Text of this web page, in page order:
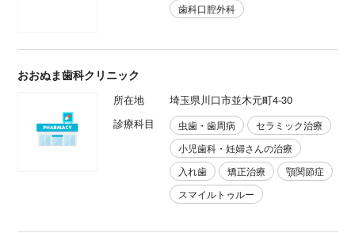
歯科口腔外科
おおぬま歯科クリニック
所在地
埼玉県川口市並木元町4-30
診療科目
虫歯・歯周病
セラミック治療
小児歯科・妊婦さんの治療
入れ歯
矯正治療
顎関節症
スマイルトゥルー